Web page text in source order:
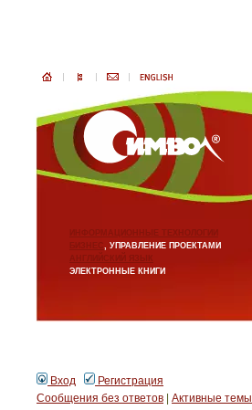
ИНФОРМАЦИОННЫЕ ТЕХНОЛОГИИ
БИЗНЕС, УПРАВЛЕНИЕ ПРОЕКТАМИ
АНГЛИЙСКИЙ ЯЗЫК
ЭЛЕКТРОННЫЕ КНИГИ
Вход
Регистрация
Сообщения без ответов
Активные темы